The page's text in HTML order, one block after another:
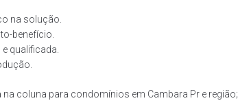
na solução.
benefício.
qualificada.
coluna para condomínios em Cambara Pr e região;